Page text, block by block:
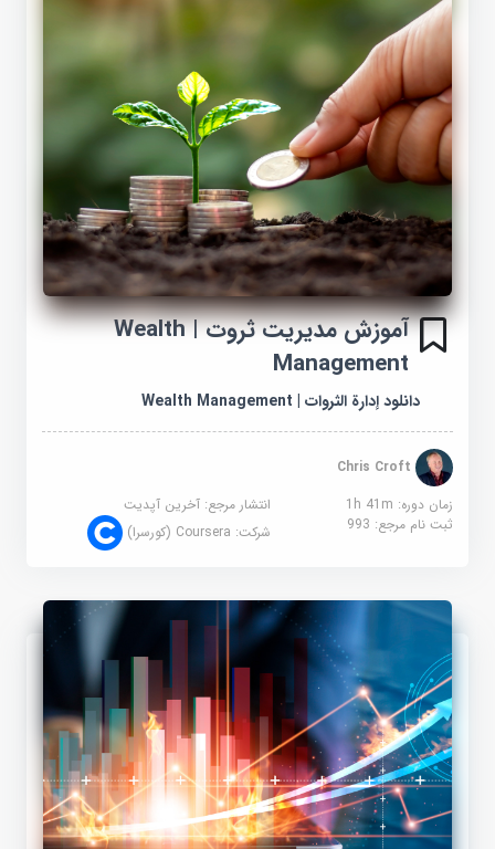
آموزش مدیریت ثروت | Wealth
Management
دانلود إدارة الثروات | Wealth Management
Chris Croft
زمان دوره: 1h 41m
انتشار مرجع:آخرین آپدیت
ثبت نام مرجع:993 شرکت:Coursera (کورسرا)